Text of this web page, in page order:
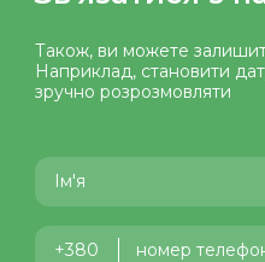
Також, ви можете
Наприклад, становити
зручно розрозмовляти
+380